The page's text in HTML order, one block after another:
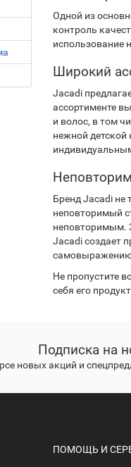
Одной из
контроль
использование
Широкий
Jacadi
ассортименте
и волос, в том
нежной
Бренд Jacadi не
неповторимый
неповторимым.
Jacadi создает
Не пропустите
себя его
Подписка на
новых акций и
ПОМОЩЬ И